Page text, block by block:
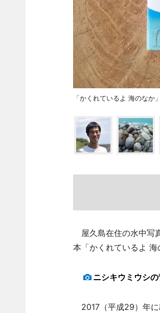
「かくれているよ 海のなか
屋久島在住の水中写
本「かくれているよ 海
ニシキウミウシ
2017（平成29）年に